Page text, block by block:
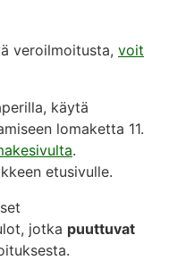
veroilmoitusta, voit
käytä
lomaketta 11.
.
etusivulle.
jotka puuttuvat